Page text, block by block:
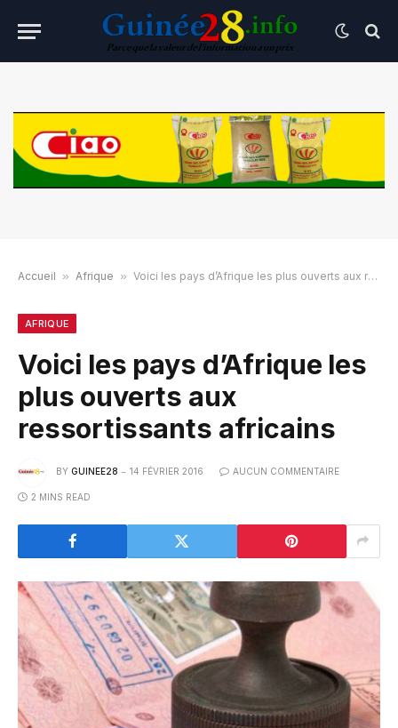
Accueil » Afrique » Voici les pays d’Afrique les plus ouverts aux ressortissants africains
AFRIQUE
Voici les pays d’Afrique les
plus ouverts aux
ressortissants africains
BY GUINEE28 14 FÉVRIER 2016 AUCUN COMMENTAIRE
2 MINS READ